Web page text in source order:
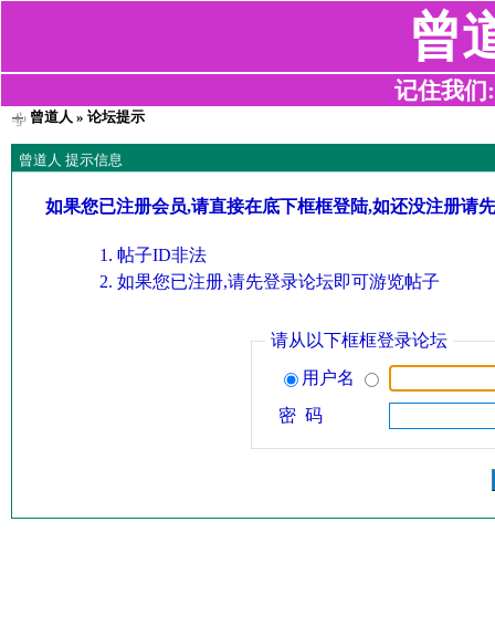
曾
记住我们
曾道人 » 论坛提示
曾道人 提示信息
如果您已注册会员,请直接在底下框框登陆,如还没注册请
帖子ID非法
如果您已注册,请先登录论坛即可游览帖子
请从以下框框登录论坛
用户名
密 码